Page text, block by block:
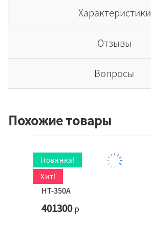
Характеристики
Отзывы
Вопросы
Похожие товары
HT-350A
401300р